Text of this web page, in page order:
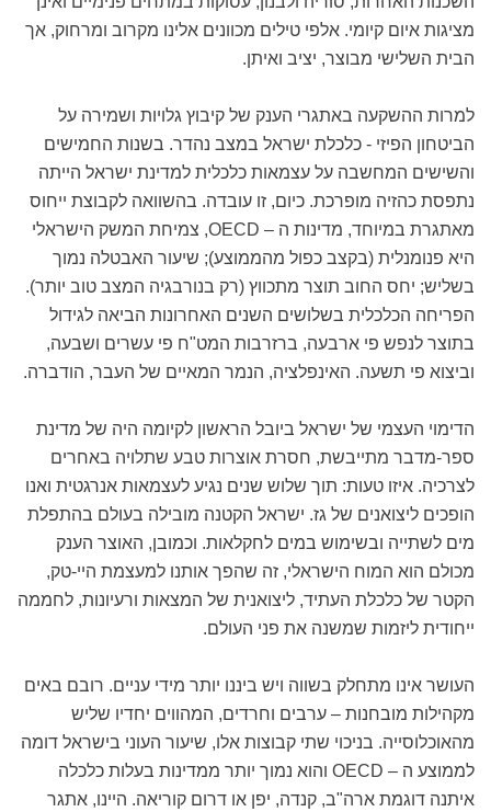
מציגות איום קיומי. אלפי טילים מכוונים אלינו מקרוב ומרחוק, אך
הבית השלישי מבוצר, יציב ואיתן.
למרות ההשקעה באתגרי הענק של קיבוץ גלויות ושמירה על
הביטחון הפיזי - כלכלת ישראל במצב נהדר. בשנות החמישים
והשישים המחשבה על עצמאות כלכלית למדינת ישראל הייתה
נתפסת כהזיה מופרכת. כיום, זו עובדה. בהשוואה לקבוצת ייחוס
מאתגרת במיוחד, מדינות ה – OECD, צמיחת המשק הישראלי
היא פנומנלית (בקצב כפול מהממוצע); שיעור האבטלה נמוך
בשליש; יחס החוב תוצר מתכווץ (רק בנורבגיה המצב טוב יותר).
הפריחה הכלכלית בשלושים השנים האחרונות הביאה לגידול
בתוצר לנפש פי ארבעה, ברזרבות המט"ח פי עשרים ושבעה,
וביצוא פי תשעה. האינפלציה, הנמר המאיים של העבר, הודברה.
הדימוי העצמי של ישראל ביובל הראשון לקיומה היה של מדינת
ספר-מדבר מתייבשת, חסרת אוצרות טבע שתלויה באחרים
לצרכיה. איזו טעות: תוך שלוש שנים נגיע לעצמאות אנרגטית ואנו
הופכים ליצואנים של גז. ישראל הקטנה מובילה בעולם בהתפלת
מים לשתייה ובשימוש במים לחקלאות. וכמובן, האוצר הענק
מכולם הוא המוח הישראלי, זה שהפך אותנו למעצמת היי-טק,
הקטר של כלכלת העתיד, ליצואנית של המצאות ורעיונות, לחממה
ייחודית ליזמות שמשנה את פני העולם.
העושר אינו מתחלק בשווה ויש ביננו יותר מידי עניים. רובם באים
מקהילות מובחנות – ערבים וחרדים, המהווים יחדיו שליש
מהאוכלוסייה. בניכוי שתי קבוצות אלו, שיעור העוני בישראל דומה
לממוצע ה – OECD והוא נמוך יותר ממדינות בעלות כלכלה
איתנה דוגמת ארה"ב, קנדה, יפן או דרום קוריאה. היינו, אתגר